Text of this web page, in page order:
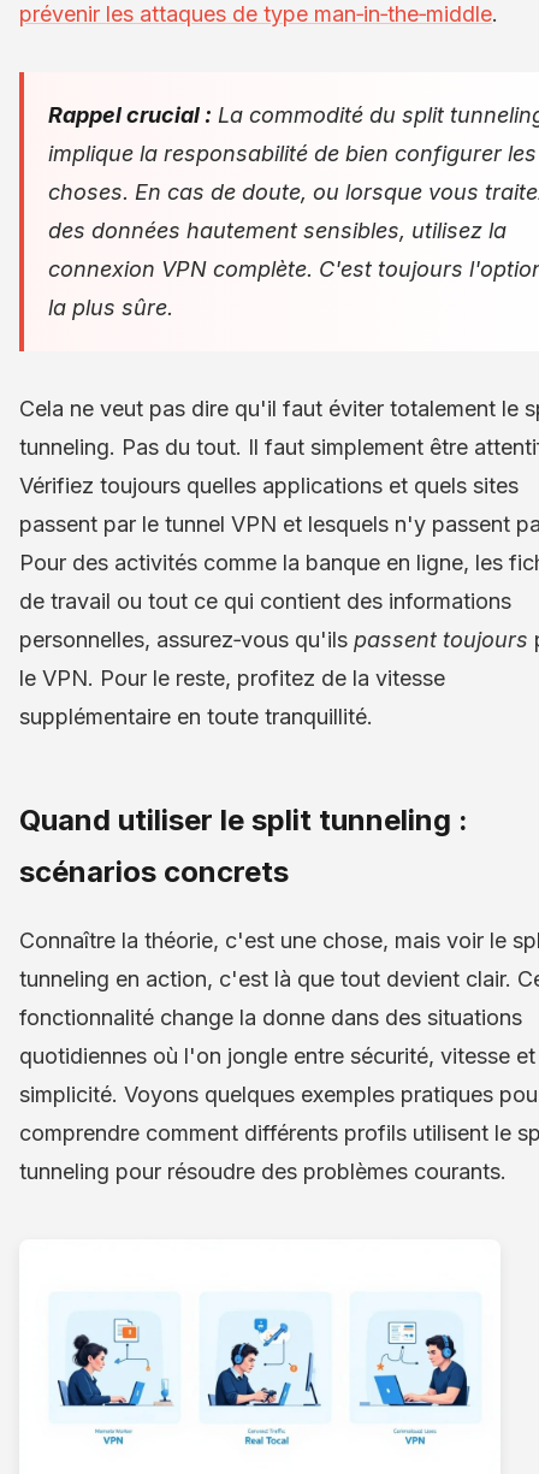
prévenir les attaques de type man‑in‑the‑middle.
Rappel crucial : La commodité du split
implique la responsabilité de bien configurer les
choses. En cas de doute, ou lorsque vous
des données hautement sensibles, utilisez la
connexion VPN complète. C'est toujours
la plus sûre.
Cela ne veut pas dire qu'il faut éviter totalement le
tunneling. Pas du tout. Il faut simplement être
Vérifiez toujours quelles applications et quels sites
passent par le tunnel VPN et lesquels n'y passent
Pour des activités comme la banque en ligne, les
de travail ou tout ce qui contient des informations
personnelles, assurez‑vous qu'ils passent toujours
le VPN. Pour le reste, profitez de la vitesse
supplémentaire en toute tranquillité.
Quand utiliser le split tunneling :
scénarios concrets
Connaître la théorie, c'est une chose, mais voir le
tunneling en action, c'est là que tout devient clair.
fonctionnalité change la donne dans des situations
quotidiennes où l'on jongle entre sécurité, vitesse et
simplicité. Voyons quelques exemples pratiques
comprendre comment différents profils utilisent le
tunneling pour résoudre des problèmes courants.